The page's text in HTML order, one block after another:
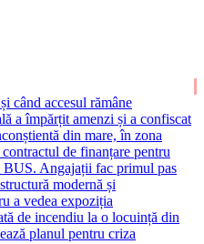
când accesul rămâne
a împărțit amenzi și a confiscat
din mare, în zona
de finanțare pentru
Angajații fac primul pas
modernă și
a vedea expoziția
de incendiu la o locuință din
planul pentru criza